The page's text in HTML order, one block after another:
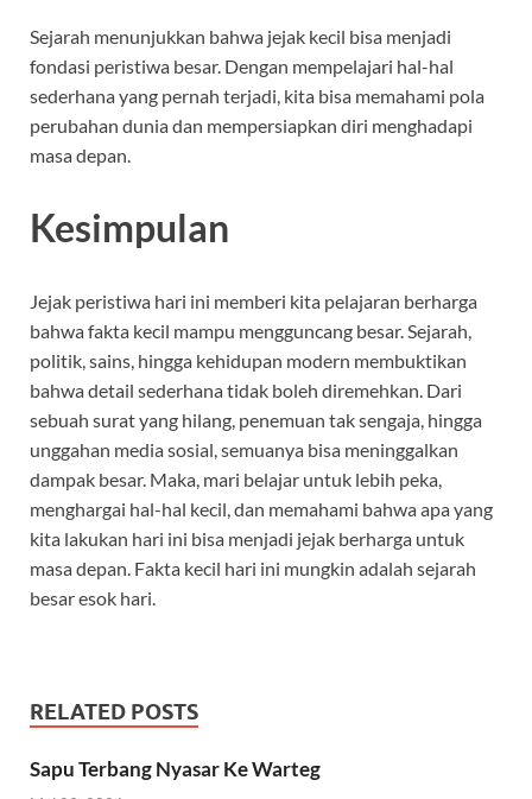
Sejarah menunjukkan bahwa jejak kecil bisa menjadi
fondasi peristiwa besar. Dengan mempelajari hal-hal
sederhana yang pernah terjadi, kita bisa memahami pola
perubahan dunia dan mempersiapkan diri menghadapi
masa depan.
Kesimpulan
Jejak peristiwa hari ini memberi kita pelajaran berharga
bahwa fakta kecil mampu mengguncang besar. Sejarah,
politik, sains, hingga kehidupan modern membuktikan
bahwa detail sederhana tidak boleh diremehkan. Dari
sebuah surat yang hilang, penemuan tak sengaja, hingga
unggahan media sosial, semuanya bisa meninggalkan
dampak besar. Maka, mari belajar untuk lebih peka,
menghargai hal-hal kecil, dan memahami bahwa apa yang
kita lakukan hari ini bisa menjadi jejak berharga untuk
masa depan. Fakta kecil hari ini mungkin adalah sejarah
besar esok hari.
RELATED POSTS
Sapu Terbang Nyasar Ke Warteg